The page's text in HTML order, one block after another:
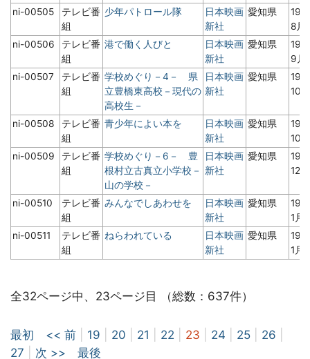
ni-00505
テレビ番
組
少年パトロール隊
日本映画
新社
愛知県
8月
ni-00506
テレビ番
組
港で働く人びと
日本映画
新社
愛知県
9月
ni-00507
テレビ番
組
学校めぐり－4－ 県
立豊橋東高校－現代の
高校生－
日本映画
新社
愛知県
10
ni-00508
テレビ番
組
青少年によい本を
日本映画
新社
愛知県
10
ni-00509
テレビ番
組
学校めぐり－6－ 豊
根村立古真立小学校－
山の学校－
日本映画
新社
愛知県
12
ni-00510
テレビ番
組
みんなでしあわせを
日本映画
新社
愛知県
1月
ni-00511
テレビ番
組
ねらわれている
日本映画
新社
愛知県
1月
全32ページ中、23ページ目 （総数：637件）
最初 << 前 19 20 21 22 23 24 25 26
27
次 >> 最後